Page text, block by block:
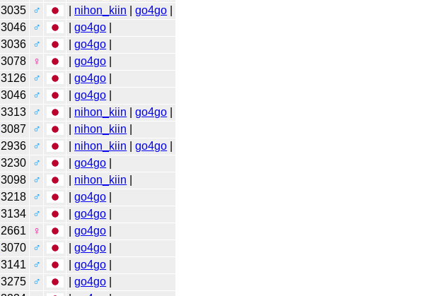
3035 ♂ nihon_kiin |go4go
3046 ♂ |go4go
3036 ♂ |go4go
3078 ♀ |go4go
3126 ♂ |go4go
3046 ♂ |go4go
3313 ♂ nihon_kiin |go4go
3087 ♂ nihon_kiin
2936 ♂ nihon_kiin |go4go
3230 ♂ |go4go
3098 ♂ nihon_kiin
3218 ♂ |go4go
3134 ♂ |go4go
2661 ♀ |go4go
3070 ♂ |go4go
3141 ♂ |go4go
3275 ♂ |go4go